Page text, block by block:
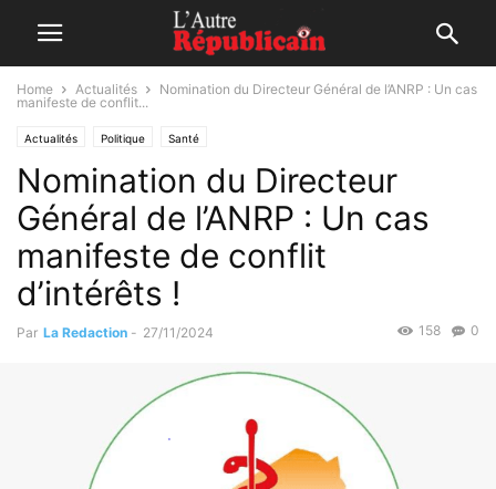
Home Actualités
Nomination du Directeur Général de l’ANRP : Un cas
manifeste de conflit...
Actualités Politique Santé
Nomination du Directeur
Général de l’ANRP : Un cas
manifeste de conflit
d’intérêts !
Par La Redaction - 27/11/2024 0
158